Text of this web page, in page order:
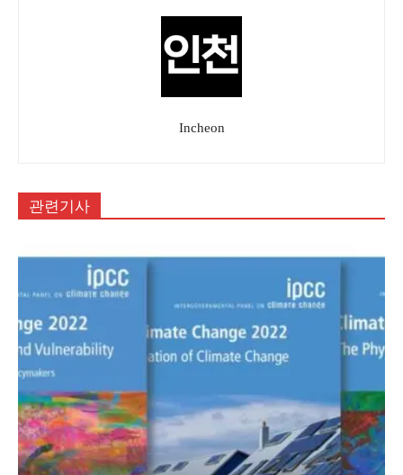
Incheon
관련기사